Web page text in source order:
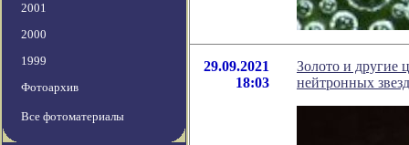
2001
2000
1999
Фотоархив
Все фотоматериалы
29.09.2021
18:03
Золото и другие
нейтронных звезд